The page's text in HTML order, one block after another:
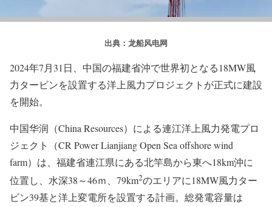
出典：龙船风电网
2024年7月31日、中国の福建省沖で世界初となる18MW風
力タービンを設置する洋上風力プロジェクトが正式に建設
を開始。
中国华润（China Resources）による連江洋上風力発電プロ
ジェクト（CR Power Lianjiang Open Sea offshore wind
farm）は、福建省連江県にある北竿島から東へ18km沖に
位置し、水深38～46ｍ、79km2のエリアに18MW風力ター
ビン39基と洋上変電所を設置する計画。総発電容量は